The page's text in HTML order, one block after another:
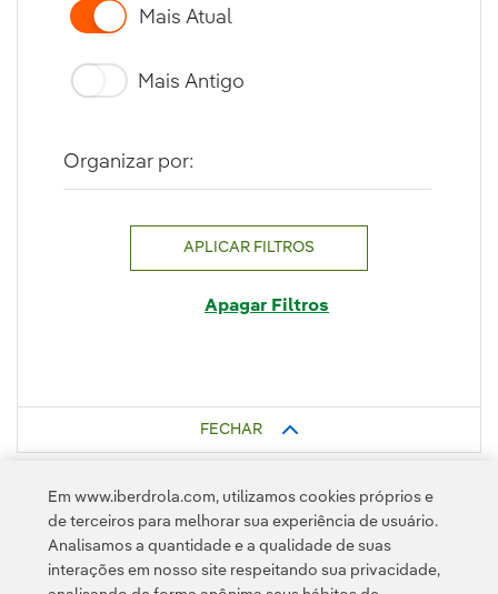
Organizar por:
Mais Atual
Mais Antigo
APLICAR FILTROS
Apagar Filtros
FECHAR
Em www.iberdrola.com, utilizamos cookies próprios e
de terceiros para melhorar sua experiência de usuário.
Analisamos a quantidade e a qualidade de suas
interações em nosso site respeitando sua privacidade,